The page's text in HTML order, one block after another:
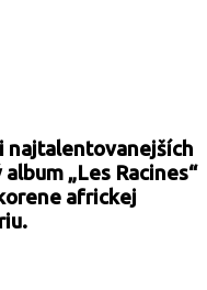
najtalentovanejších
„Les Racines“
africkej